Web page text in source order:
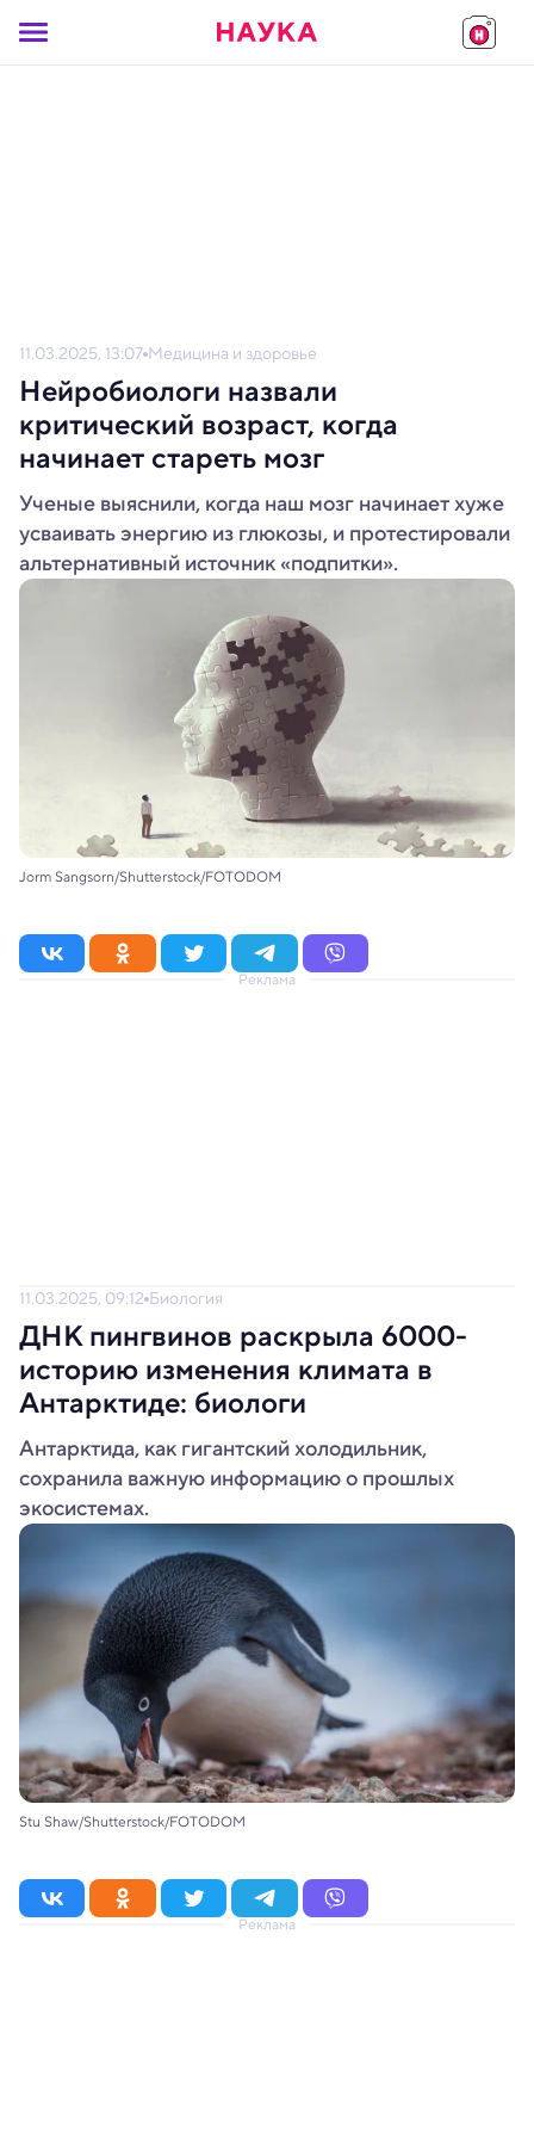
11.03.2025, 13:07 Медицина и здоровье
Нейробиологи назвали
критический возраст, когда
начинает стареть мозг
Ученые выяснили, когда наш мозг начинает хуже
усваивать энергию из глюкозы, и протестировали
альтернативный источник «подпитки».
Jorm Sangsorn/Shutterstock/FOTODOM
Реклама
11.03.2025, 09:12 Биология
ДНК пингвинов раскрыла 6000-
историю изменения климата в
Антарктиде: биологи
Антарктида, как гигантский холодильник,
сохранила важную информацию о прошлых
экосистемах.
Stu Shaw/Shutterstock/FOTODOM
Реклама